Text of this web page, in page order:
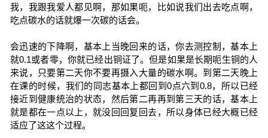
我，我跟我爱人都见啊，那如果呃，比如说我们出去吃点啊，
吃点碳水的话就爆一次碳的话会。
会迅速的下降啊，基本上当晚回来的话，你去测控制，基本上
就0.1或者零，你就已经出铜证了。但是如果是长期呃生铜的人
来说，只要第二天你不要再摄入大量的碳水啊。到第二天晚上
在课的时候，我们的同志基本上都回到0点六到0.8，所以已经
接近到健康统治的状态，然后第二再再到第三天的话，基本上
就是都在一点以上，就没回回复回去，所以身体已经大概已经
适应了这这个过程。